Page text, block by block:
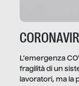
L’emergenza
fragilità di un
lavoratori, ma la